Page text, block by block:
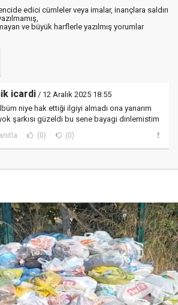
edici cümleler veya imalar, inançlara saldırı
ve büyük harflerle yazılmış yorumlar
icardi / 12 Aralık 2025 18:55
niye hak ettiği ilgiyi almadı ona yanarım
şarkısı güzeldi bu sene bayagi dinlemistim
(0) (0)